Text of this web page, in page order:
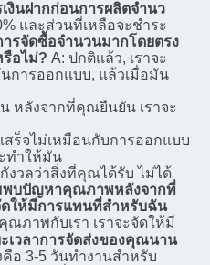
งินฝากก่อนการผลิตจํานว
และส่วนที่เหลือจะชําระ
ารจัดซื้อจํานวนมากโดยตรง
อไม่? A: ปกติแล้ว, เราจะ
การออกแบบ, แล้วเมื่อมัน
หลังจากที่คุณยืนยัน เราจะ
ร็จไม่เหมือนกับการออกแบบ
ทําให้มัน
งวลว่าสิ่งที่คุณได้รับ ไม่ได้
พบปัญหาคุณภาพหลังจากที่
ให้มีการแทนที่สําหรับฉัน
ภาพกับเรา เราจะจัดให้มี
เวลาการจัดส่งของคุณนาน
คือ 3-5 วันทํางานสําหรับ